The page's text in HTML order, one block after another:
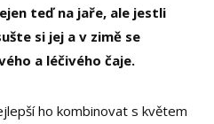
teď na jaře, ale jestli
si jej a v zimě se
a léčivého čaje.
ho kombinovat s květem